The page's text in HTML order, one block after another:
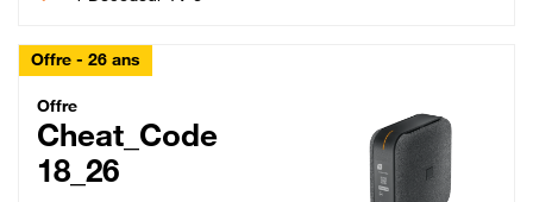
Offre - 26 ans
Cheat_Code Fibre_18_26
Offre
Cheat_Code
18_26
24,99 € par mois pendant 0 mois puis 49,99 € par mois, Sans engagement